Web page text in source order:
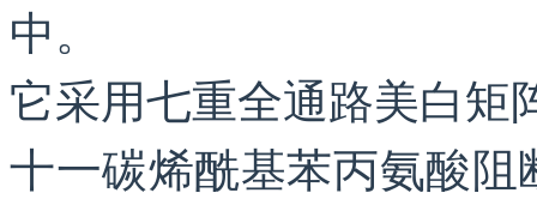
中。
它采用七重全通路美白矩
十一碳烯酰基苯丙氨酸